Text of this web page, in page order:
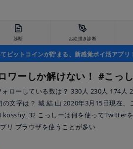
診断 お絵描き診断
ビットコインが貯まる、新感覚ポイ活アプリ
ワーしか解けない！ #こっ
ローしている数は？ 330人 230人 174人
の文字は？ 城 結 山 2020年3月15日現在
こっしーは何を使ってTwitter
リ ブラウザを使うことが多い